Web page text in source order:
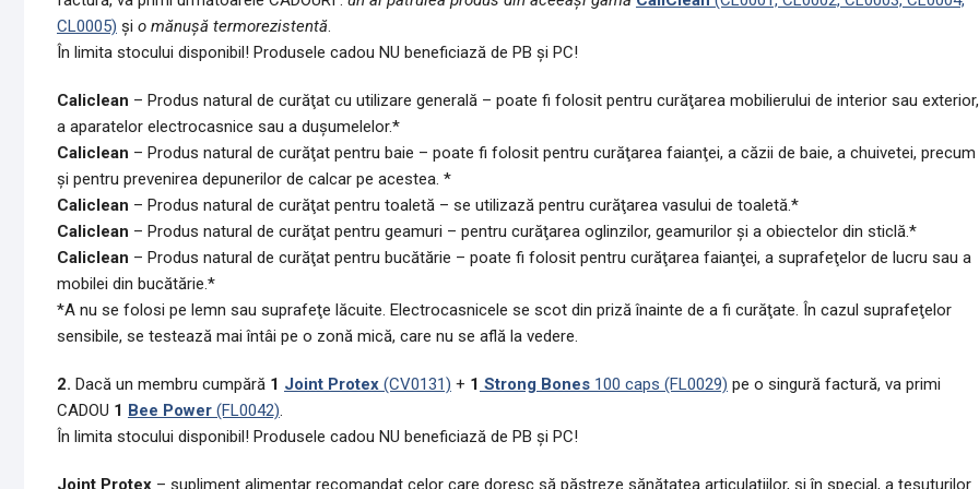
CL0005) şi o mănuşă termorezistentă.
În limita stocului disponibil! Produsele cadou NU beneficiază de PB şi PC!
Caliclean – Produs natural de curăţat cu utilizare generală – poate fi folosit pentru curăţarea mobilierului de interior sau exterior,
a aparatelor electrocasnice sau a duşumelelor.*
Caliclean – Produs natural de curăţat pentru baie – poate fi folosit pentru curăţarea faianţei, a căzii de baie, a chuivetei, precum
şi pentru prevenirea depunerilor de calcar pe acestea. *
Caliclean – Produs natural de curăţat pentru toaletă – se utilizază pentru curăţarea vasului de toaletă.*
Caliclean – Produs natural de curăţat pentru geamuri – pentru curăţarea oglinzilor, geamurilor şi a obiectelor din sticlă.*
Caliclean – Produs natural de curăţat pentru bucătărie – poate fi folosit pentru curăţarea faianţei, a suprafeţelor de lucru sau a
mobilei din bucătărie.*
*A nu se folosi pe lemn sau suprafeţe lăcuite. Electrocasnicele se scot din priză înainte de a fi curăţate. În cazul suprafeţelor
sensibile, se testează mai întâi pe o zonă mică, care nu se află la vedere.
2. Dacă un membru cumpără 1 Joint Protex (CV0131) + 1 Strong Bones 100 caps (FL0029) pe o singură factură, va primi
CADOU 1 Bee Power (FL0042).
În limita stocului disponibil! Produsele cadou NU beneficiază de PB şi PC!
Joint Protex – supliment alimentar recomandat celor care doresc să păstreze sănătatea articulaţiilor, şi în special, a ţesuturilor